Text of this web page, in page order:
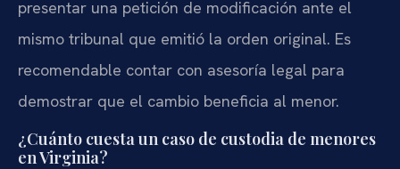
presentar una petición de modificación ante el
mismo tribunal que emitió la orden original. Es
recomendable contar con asesoría legal para
demostrar que el cambio beneficia al menor.
¿Cuánto cuesta un caso de custodia de menores
en Virginia?